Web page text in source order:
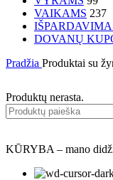
VAIKAMS 237
DOVANŲ
Pradžia Produktai su
Produktų nerasta.
KŪRYBA – mano